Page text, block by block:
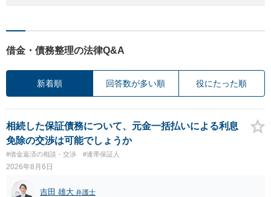
借金・債務整理の法律Q&A
新着順 回答数が多い順 役にたった順
相続した保証債務について、元金一括払いによる利息
免除の交渉は可能でしょうか
#借金返済の相談・交渉 #連帯保証人
2026年8月6日
吉田 雄大 弁護士